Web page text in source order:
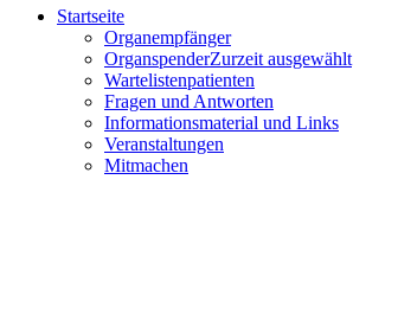
Startseite
Organempfänger
OrganspenderZurzeit ausgewählt
Wartelistenpatienten
Fragen und Antworten
Informationsmaterial und Links
Veranstaltungen
Mitmachen